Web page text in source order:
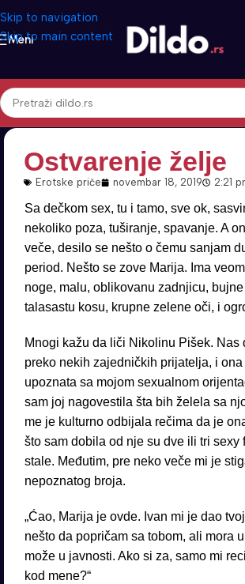
Skip to navigation
Skip to main content
Meni
Ostvarenje želje
Erotske priče novembar 18, 2019 2:21
Sa dečkom sex, tu i tamo, sve ok,
nekoliko poza, tuširanje, spavanje. A
veče, desilo se nešto o čemu sanjam
period. Nešto se zove Marija. Ima
noge, malu, oblikovanu zadnjicu,
talasastu kosu, krupne zelene oči, i
Mnogi kažu da liči Nikolinu Pišek. Nas
preko nekih zajedničkih prijatelja, i
upoznata sa mojom sexualnom
sam joj nagovestila šta bih želela sa
me je kulturno odbijala rečima da je
što sam dobila od nje su dve ili tri sexy
stale. Međutim, pre neko veče mi je
nepoznatog broja.
„Ćao, Marija je ovde. Ivan mi je dao
nešto da popričam sa tobom, ali mora
može u javnosti. Ako si za, samo mi
kod mene?“